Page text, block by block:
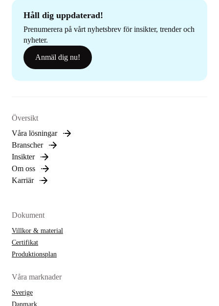
Håll dig uppdaterad!
Prenumerera på vårt nyhetsbrev för insikter, trender och
nyheter.
Anmäl dig nu!
Översikt
Våra lösningar
Branscher
Insikter
Om oss
Karriär
Dokument
Villkor & material
Certifikat
Produktionsplan
Våra marknader
Sverige
Danmark